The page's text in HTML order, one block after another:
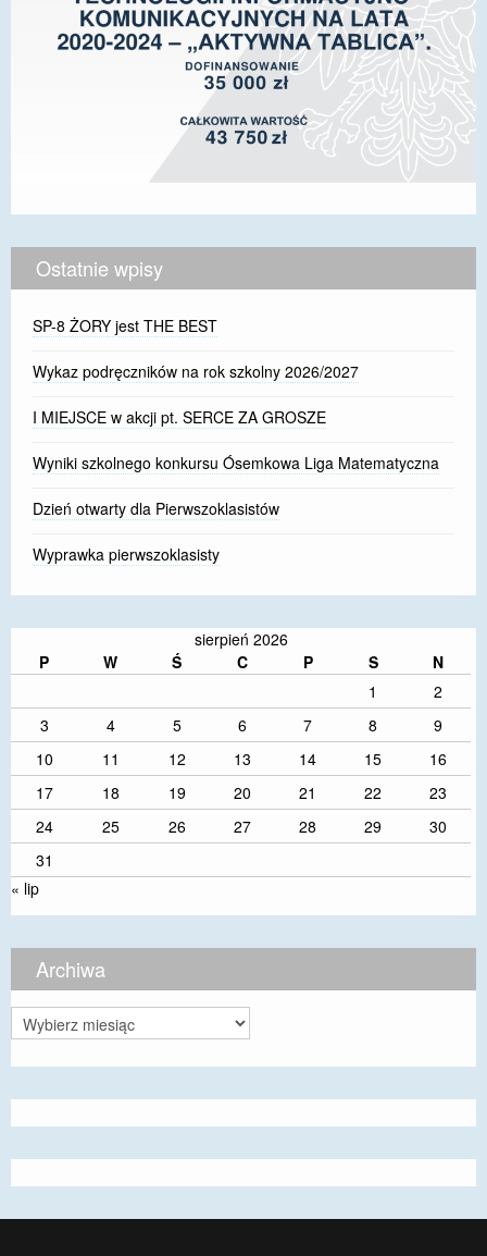
Ostatnie wpisy
SP-8 ŻORY jest THE BEST
Wykaz podręczników na rok szkolny 2026/2027
I MIEJSCE w akcji pt. SERCE ZA GROSZE
Wyniki szkolnego konkursu Ósemkowa Liga Matematyczna
Dzień otwarty dla Pierwszoklasistów
Wyprawka pierwszoklasisty
sierpień 2026
P
W Ś C P S
N
1
2
3
4 5 6 7 8
9
10
11 12 13 14 15
16
17
18 19 20 21 22
23
24
25 26 27 28 29
30
31
« lip
Archiwa
Archiwa